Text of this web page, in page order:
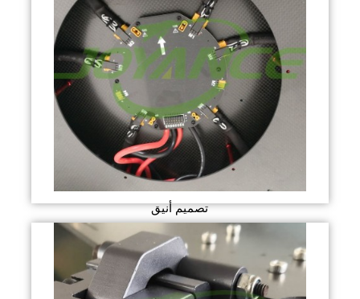
تصميم أنيق